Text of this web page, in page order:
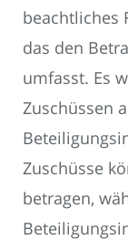
beachtliches
das den
umfasst. Es
Zuschüssen
Zuschüsse
betragen,